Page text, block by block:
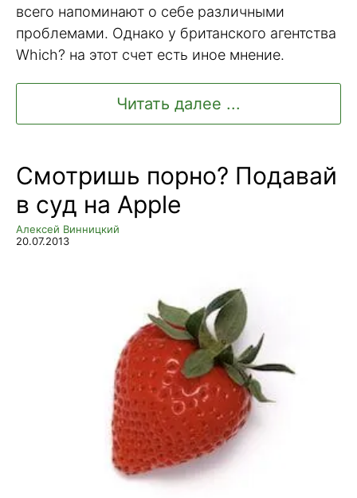
всего напоминают о себе различными
проблемами. Однако у британского агентства
Which? на этот счет есть иное мнение.
Читать далее ...
Смотришь порно? Подавай
в суд на Apple
Алексей Винницкий
20.07.2013